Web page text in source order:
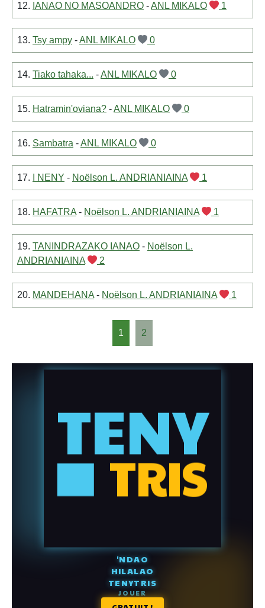
12. IANAO NO MASOANDRO -ANL MIKALO 1
13. Tsy ampy -ANL MIKALO 0
14. Tiako tahaka... -ANL MIKALO 0
15. Hatramin'oviana? -ANL MIKALO 0
16. Sambatra -ANL MIKALO 0
17. I NENY - Noëlson L. ANDRIANIAINA 1
18. HAFATRA - Noëlson L. ANDRIANIAINA 1
19. TANINDRAZAKO IANAO - Noëlson L.
ANDRIANIAINA
2
20. MANDEHANA - Noëlson L. ANDRIANIAINA 1
1 2